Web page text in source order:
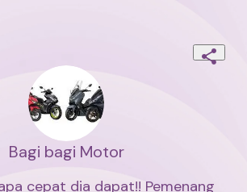
Bagi bagi Motor
cepat dia dapat!! Pemenang